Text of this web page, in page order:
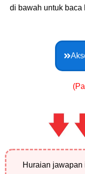
di bawah untuk
Huraian